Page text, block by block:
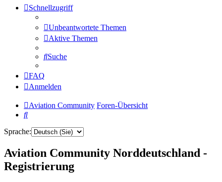
Schnellzugriff
Unbeantwortete Themen
Aktive Themen
Suche
FAQ
Anmelden
Aviation Community Foren-Übersicht
Suche
Sprache:
Aviation Community Norddeutschland -
Registrierung